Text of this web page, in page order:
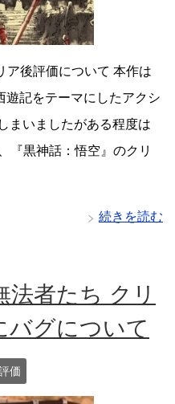
ア後評価について 本作は
遊記をテーマにしたアクシ
まいましたがある程度は
『黒神話：悟空』のクリ
続きを読む
法者たち クリ
バグについて
価